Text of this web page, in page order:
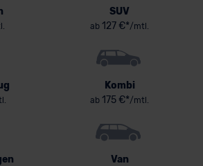
SUV
ab 127 €*/mtl.
Kombi
ab 175 €*/mtl.
Van